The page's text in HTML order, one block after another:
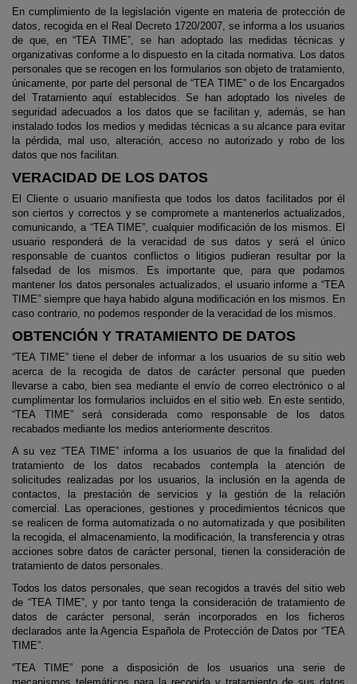
En cumplimiento de la legislación vigente en materia de protección de
datos, recogida en el Real Decreto 1720/2007, se informa a los usuarios
de que, en “TEA TIME”, se han adoptado las medidas técnicas y
organizativas conforme a lo dispuesto en la citada normativa. Los datos
personales que se recogen en los formularios son objeto de tratamiento,
únicamente, por parte del personal de “TEA TIME” o de los Encargados
del Tratamiento aquí establecidos. Se han adoptado los niveles de
seguridad adecuados a los datos que se facilitan y, además, se han
instalado todos los medios y medidas técnicas a su alcance para evitar
la pérdida, mal uso, alteración, acceso no autorizado y robo de los
datos que nos facilitan.
VERACIDAD DE LOS DATOS
El Cliente o usuario manifiesta que todos los datos facilitados por él
son ciertos y correctos y se compromete a mantenerlos actualizados,
comunicando, a “TEA TIME”, cualquier modificación de los mismos. El
usuario responderá de la veracidad de sus datos y será el único
responsable de cuantos conflictos o litigios pudieran resultar por la
falsedad de los mismos. Es importante que, para que podamos
mantener los datos personales actualizados, el usuario informe a “TEA
TIME” siempre que haya habido alguna modificación en los mismos. En
caso contrario, no podemos responder de la veracidad de los mismos.
OBTENCIÓN Y TRATAMIENTO DE DATOS
“TEA TIME” tiene el deber de informar a los usuarios de su sitio web
acerca de la recogida de datos de carácter personal que pueden
llevarse a cabo, bien sea mediante el envío de correo electrónico o al
cumplimentar los formularios incluidos en el sitio web. En este sentido,
“TEA TIME” será considerada como responsable de los datos
recabados mediante los medios anteriormente descritos.
A su vez “TEA TIME” informa a los usuarios de que la finalidad del
tratamiento de los datos recabados contempla la atención de
solicitudes realizadas por los usuarios, la inclusión en la agenda de
contactos, la prestación de servicios y la gestión de la relación
comercial. Las operaciones, gestiones y procedimientos técnicos que
se realicen de forma automatizada o no automatizada y que posibiliten
la recogida, el almacenamiento, la modificación, la transferencia y otras
acciones sobre datos de carácter personal, tienen la consideración de
tratamiento de datos personales.
Todos los datos personales, que sean recogidos a través del sitio web
de “TEA TIME”, y por tanto tenga la consideración de tratamiento de
datos de carácter personal, serán incorporados en los ficheros
declarados ante la Agencia Española de Protección de Datos por “TEA
TIME”.
“TEA TIME” pone a disposición de los usuarios una serie de